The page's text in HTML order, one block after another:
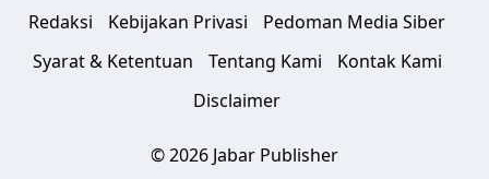
Redaksi Kebijakan Privasi
Pedoman Media Siber
Syarat & Ketentuan
Tentang Kami
Kontak Kami
Disclaimer
© 2026 Jabar Publisher